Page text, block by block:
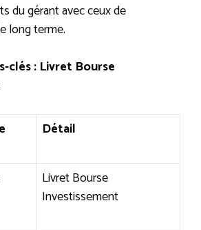
du gérant avec ceux de
long terme.
clés : Livret Bourse
Détail
Livret Bourse
Investissement